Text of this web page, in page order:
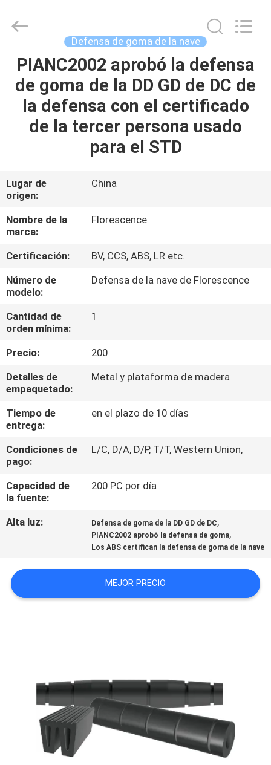
HOGAR
PRODUCTOS
SOBRE
NOSOTROS
TOUR
POR
LA
FÁBRICA
DE
CALIDAD
CONTÁCTENOS
NOTICIAS
CASOS
SITIO
Marine
Supply
Reserved.
Defensa de goma de la nave
PIANC2002 aprobó la defensa
de goma de la DD GD de DC de
la defensa con el certificado
de la tercer persona usado
para el STD
Lugar de
origen:
China
Nombre de la
marca:
Florescence
Certificación:
BV, CCS, ABS, LR etc.
Número de
modelo:
Defensa de la nave de Florescence
Cantidad de
orden mínima:
1
Precio:
200
Detalles de
empaquetado:
Metal y plataforma de madera
Tiempo de
entrega:
en el plazo de 10 días
Condiciones de
pago:
L/C, D/A, D/P, T/T, Western Union,
Capacidad de
la fuente:
200 PC por día
Alta luz: Defensa de goma de la DD GD de DC,
PIANC2002 aprobó la defensa de goma,
Los ABS certifican la defensa de goma de la nave
MEJOR PRECIO